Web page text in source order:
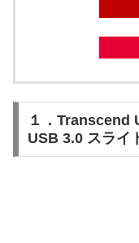
１．Transcend
USB 3.0 スライ